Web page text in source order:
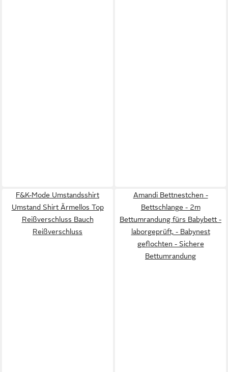
F&K-Mode Umstandsshirt
Umstand Shirt Ärmellos Top
Reißverschluss Bauch
Reißverschluss
Amandi Bettnestchen -
Bettschlange - 2m
Bettumrandung fürs Babybett -
laborgeprüft, - Babynest
geflochten - Sichere
Bettumrandung